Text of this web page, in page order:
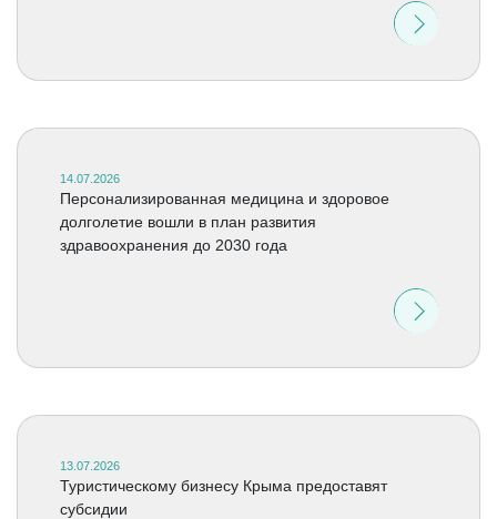
14.07.2026
Персонализированная медицина и здоровое
долголетие вошли в план развития
здравоохранения до 2030 года
13.07.2026
Туристическому бизнесу Крыма предоставят
субсидии